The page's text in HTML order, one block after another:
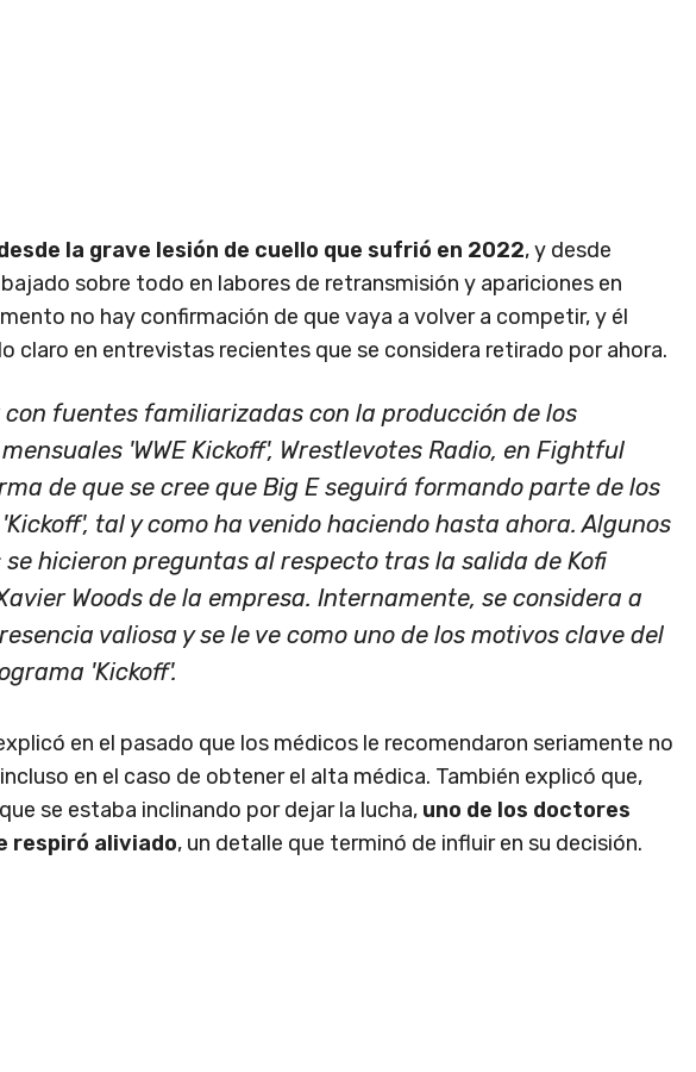
la grave lesión de cuello que sufrió en 2022, y desde
sobre todo en labores de retransmisión y apariciones en
no hay confirmación de que vaya a volver a competir, y él
claro en entrevistas recientes que se considera retirado por ahora.
con fuentes familiarizadas con la producción de los
'WWE Kickoff', Wrestlevotes Radio, en Fightful
de que se cree que Big E seguirá formando parte de los
tal y como ha venido haciendo hasta ahora. Algunos
hicieron preguntas al respecto tras la salida de Kofi
Woods de la empresa. Internamente, se considera a
valiosa y se le ve como uno de los motivos clave del
'Kickoff'.
en el pasado que los médicos le recomendaron seriamente no
en el caso de obtener el alta médica. También explicó que,
se estaba inclinando por dejar la lucha, uno de los doctores
respiró aliviado, un detalle que terminó de influir en su decisión.